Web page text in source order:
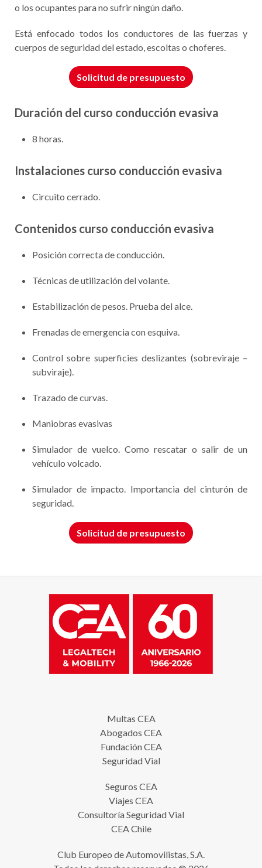
o los ocupantes para no sufrir ningún daño.
Está enfocado todos los conductores de las fuerzas y
cuerpos de seguridad del estado, escoltas o choferes.
Solicitud de presupuesto
Duración del curso conducción evasiva
8 horas.
Instalaciones curso conducción evasiva
Circuito cerrado.
Contenidos curso conducción evasiva
Posición correcta de conducción.
Técnicas de utilización del volante.
Estabilización de pesos. Prueba del alce.
Frenadas de emergencia con esquiva.
Control sobre superficies deslizantes (sobreviraje –
subviraje).
Trazado de curvas.
Maniobras evasivas
Simulador de vuelco. Como rescatar o salir de un
vehículo volcado.
Simulador de impacto. Importancia del cinturón de
seguridad.
Solicitud de presupuesto
Multas CEA
Abogados CEA
Fundación CEA
Seguridad Vial
Seguros CEA
Viajes CEA
Consultoría Seguridad Vial
CEA Chile
Club Europeo de Automovilistas, S.A.